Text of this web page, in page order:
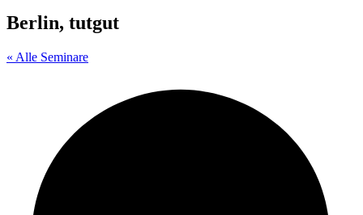
Berlin, tutgut
« Alle Seminare